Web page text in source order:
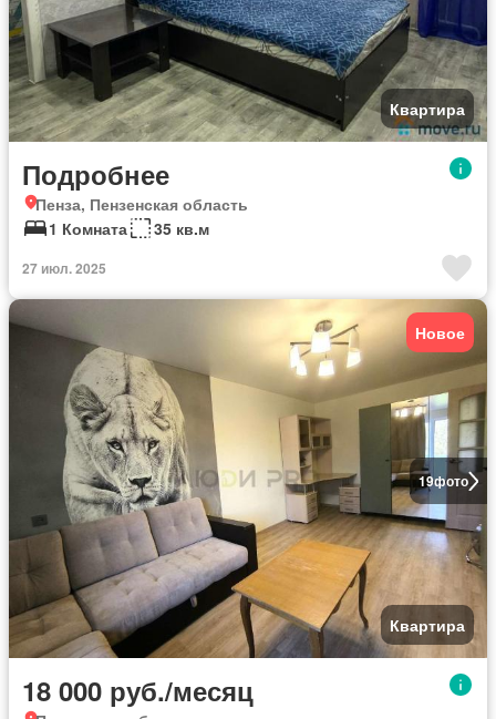
Квартира
Подробнее
Пенза, Пензенская область
1 Комната
35 кв.м
27 июл. 2025
19фото
Новое
Квартира
18 000 руб./месяц